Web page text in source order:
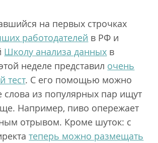
на первых строчках
работодателей в РФ и
Школу анализа данных в
неделе представил очень
тест. С его помощью можно
слова из популярных пар ищут
Например, пиво опережает
отрывом. Кроме шуток: с
теперь можно размещать